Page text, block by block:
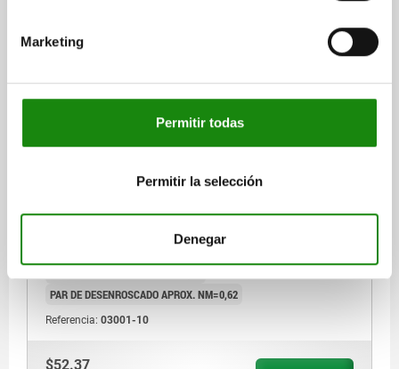
Marketing
Permitir todas
Permitir la selección
Denegar
ACERO, BRUÑIDO, COMP:BOLA DE ACERO
FUERZA DEL MUELLE INICIAL F1 APROX. N=20
FUERZA DEL MUELLE FINAL F2 APROX. N=40
PAR DE DESENROSCADO APROX. NM=0,62
Referencia: 03001-10
$52.37